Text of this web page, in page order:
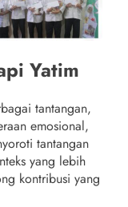
Yatim
tantangan,
emosional,
tantangan
yang lebih
kontribusi yang